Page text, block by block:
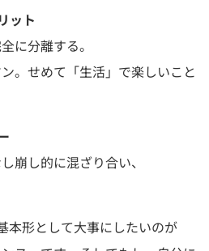
ット
に分離する。
。せめて「生活」で楽しいこと
崩し的に混ざり合い、
本形として大事にしたいのが